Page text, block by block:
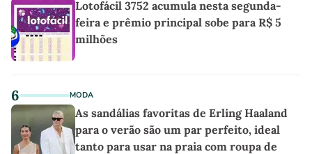
Lotofácil 3752 acumula nesta segunda-
feira e prêmio principal sobe para R$ 5
milhões
6 MODA
As sandálias favoritas de Erling Haaland
para o verão são um par perfeito, ideal
tanto para usar na praia com roupa de